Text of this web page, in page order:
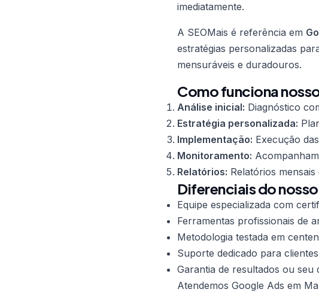
imediatamente.
A SEOMais é referência em
estratégias personalizadas
mensuráveis e duradouros.
Como funciona
Análise inicial: Diagnóstico
Estratégia personalizada:
Implementação: Execução
Monitoramento:
Relatórios: Relatórios
Diferenciais do
Equipe especializada com
Ferramentas profissionais de
Metodologia testada em
Suporte dedicado para
Garantia de resultados ou seu
Atendemos Google Ads em